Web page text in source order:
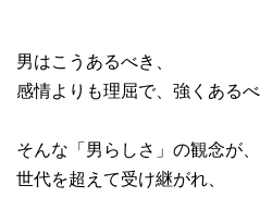
男はこうあるべき、
感情よりも理屈で、強くあるべ
そんな「男らしさ」の観念が、
世代を超えて受け継がれ、